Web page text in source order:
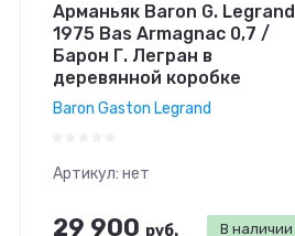
Арманьяк Baron G. Legrand
1975 Bas Armagnac 0,7 /
Барон Г. Легран в
деревянной коробке
Baron Gaston Legrand
Артикул: нет
В наличии
29 900 руб.